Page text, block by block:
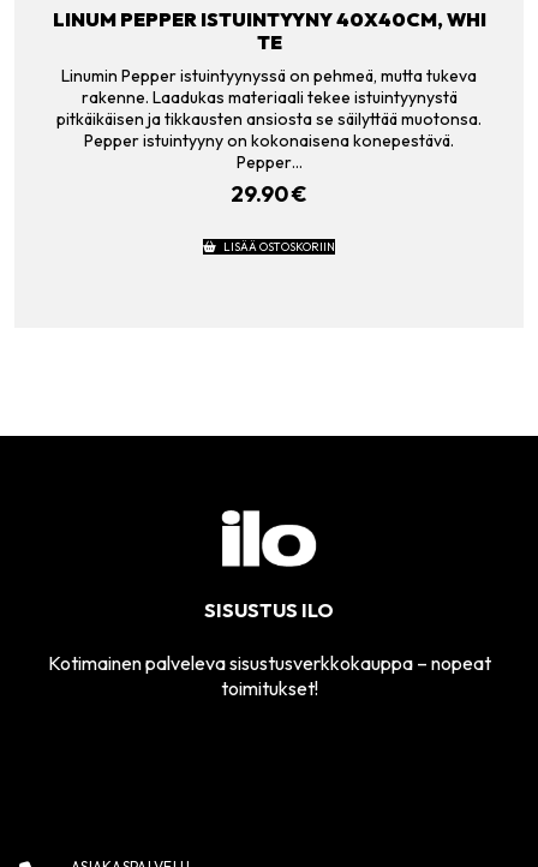
LINUM PEPPER ISTUINTYYNY 40X40CM, WHI
TE
Linumin Pepper istuintyynyssä on pehmeä, mutta tukeva
rakenne. Laadukas materiaali tekee istuintyynystä
pitkäikäisen ja tikkausten ansiosta se säilyttää muotonsa.
Pepper istuintyyny on kokonaisena konepestävä.
Pepper…
29.90€
LISÄÄ OSTOSKORIIN
SISUSTUS ILO
Kotimainen palveleva sisustusverkkokauppa – nopeat
toimitukset!